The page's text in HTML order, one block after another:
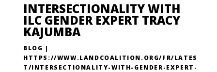
INTERSECTIONALITY WITH
ILC GENDER EXPERT TRACY
KAJUMBA
BLOG |
HTTPS://WWW.LANDCOALITION.ORG/FR/LATES
T/INTERSECTIONALITY-WITH-GENDER-EXPERT-